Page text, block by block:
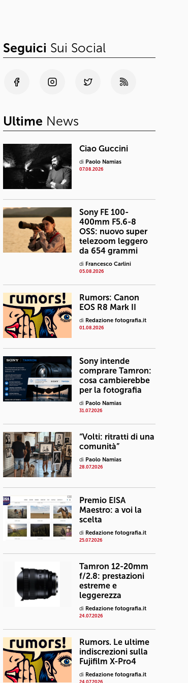
Seguici Sui Social
Ultime News
Ciao Guccini
di Paolo Namias
07.08.2026
Sony FE 100-
400mm F5.6-8
OSS: nuovo super
telezoom leggero
da 654 grammi
di Francesco Carlini
05.08.2026
Rumors: Canon
EOS R8 Mark II
di Redazione fotografia.it
01.08.2026
Sony intende
comprare Tamron:
cosa cambierebbe
per la fotografia
di Paolo Namias
31.07.2026
“Volti: ritratti di una
comunità”
di Paolo Namias
28.07.2026
Premio EISA
Maestro: a voi la
scelta
di Redazione fotografia.it
25.07.2026
Tamron 12-20mm
f/2.8: prestazioni
estreme e
leggerezza
di Redazione fotografia.it
24.07.2026
Rumors. Le ultime
indiscrezioni sulla
Fujifilm X-Pro4
di Redazione fotografia.it
24.07.2026